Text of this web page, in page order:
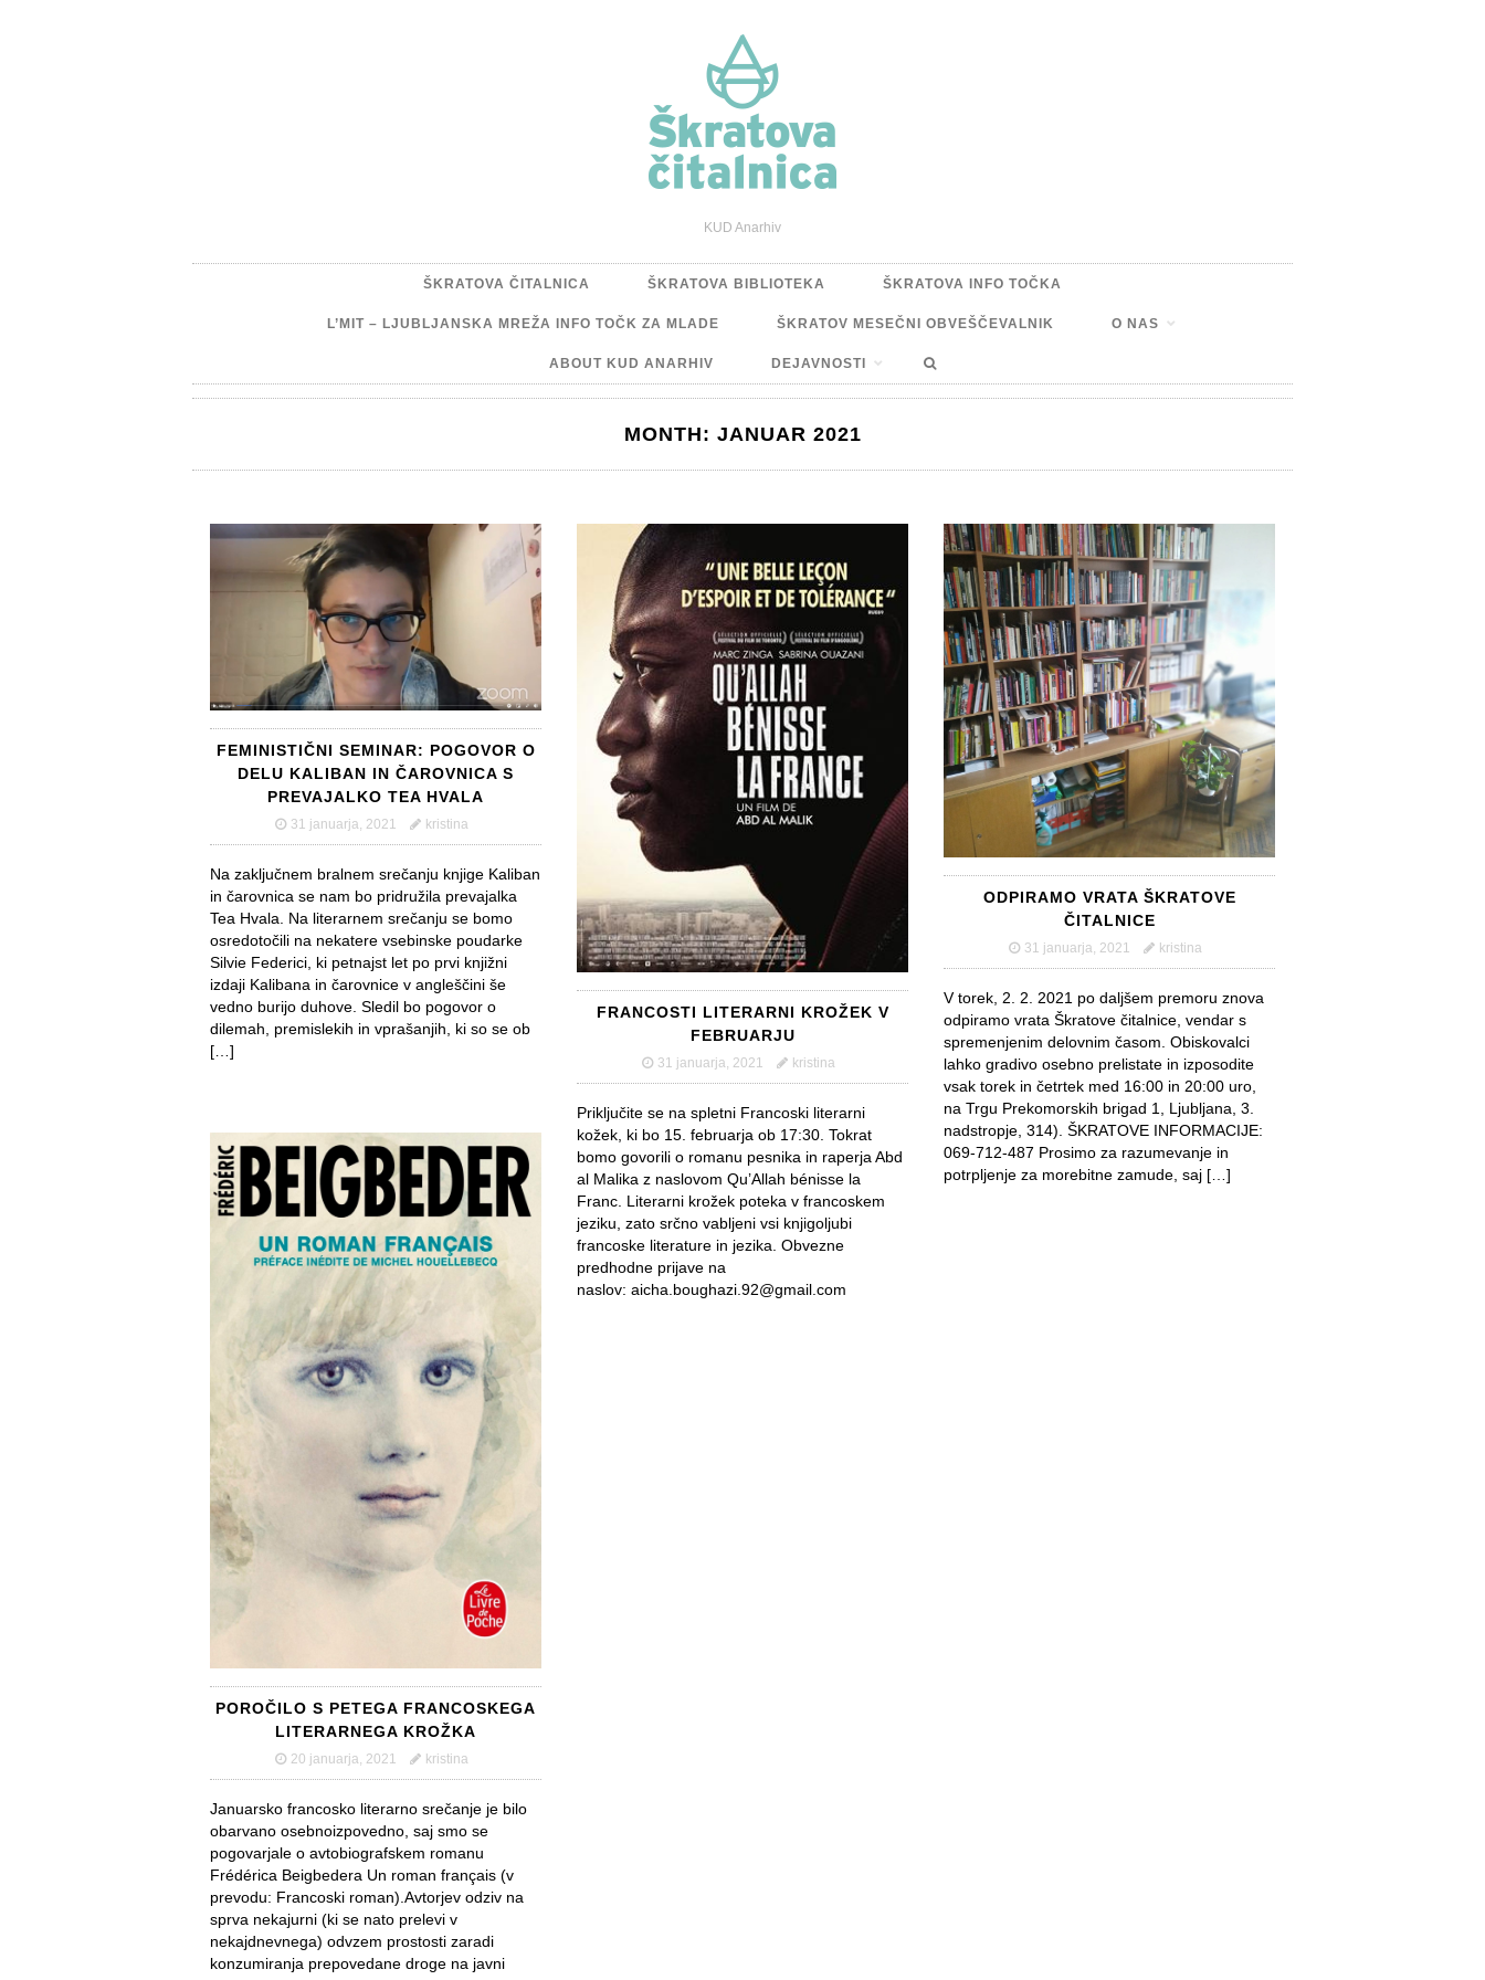
KUD Anarhiv
ŠKRATOVA ČITALNICA ŠKRATOVA BIBLIOTEKA ŠKRATOVA INFO TOČKA
L’MIT – LJUBLJANSKA MREŽA INFO TOČK ZA MLADE ŠKRATOV MESEČNI OBVEŠČEVALNIK O NAS
ABOUT KUD ANARHIV DEJAVNOSTI
MONTH: JANUAR 2021
FEMINISTIČNI SEMINAR: POGOVOR O
DELU KALIBAN IN ČAROVNICA S
PREVAJALKO TEA HVALA
31 januarja, 2021 kristina
Na zaključnem bralnem srečanju knjige Kaliban
in čarovnica se nam bo pridružila prevajalka
Tea Hvala. Na literarnem srečanju se bomo
osredotočili na nekatere vsebinske poudarke
Silvie Federici, ki petnajst let po prvi knjižni
izdaji Kalibana in čarovnice v angleščini še
vedno burijo duhove. Sledil bo pogovor o
dilemah, premislekih in vprašanjih, ki so se ob
[…]
FRANCOSTI LITERARNI KROŽEK V
FEBRUARJU
31 januarja, 2021 kristina
Priključite se na spletni Francoski literarni
kožek, ki bo 15. februarja ob 17:30. Tokrat
bomo govorili o romanu pesnika in raperja Abd
al Malika z naslovom Qu’Allah bénisse la
Franc. Literarni krožek poteka v francoskem
jeziku, zato srčno vabljeni vsi knjigoljubi
francoske literature in jezika. Obvezne
predhodne prijave na
naslov: aicha.boughazi.92@gmail.com
ODPIRAMO VRATA ŠKRATOVE
ČITALNICE
31 januarja, 2021 kristina
V torek, 2. 2. 2021 po daljšem premoru znova
odpiramo vrata Škratove čitalnice, vendar s
spremenjenim delovnim časom. Obiskovalci
lahko gradivo osebno prelistate in izposodite
vsak torek in četrtek med 16:00 in 20:00 uro,
na Trgu Prekomorskih brigad 1, Ljubljana, 3.
nadstropje, 314). ŠKRATOVE INFORMACIJE:
069-712-487 Prosimo za razumevanje in
potrpljenje za morebitne zamude, saj […]
POROČILO S PETEGA FRANCOSKEGA
LITERARNEGA KROŽKA
20 januarja, 2021 kristina
Januarsko francosko literarno srečanje je bilo
obarvano osebnoizpovedno, saj smo se
pogovarjale o avtobiografskem romanu
Frédérica Beigbedera Un roman français (v
prevodu: Francoski roman).Avtorjev odziv na
sprva nekajurni (ki se nato prelevi v
nekajdnevnega) odvzem prostosti zaradi
konzumiranja prepovedane droge na javni